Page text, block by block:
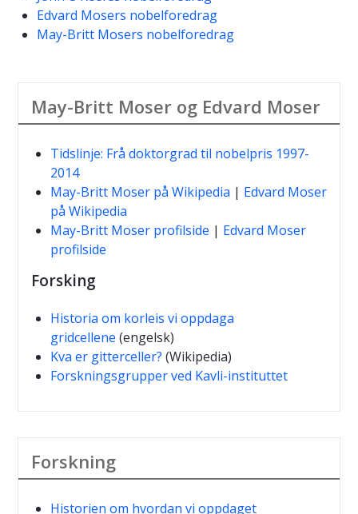
Edvard Mosers nobelforedrag
May-Britt Mosers nobelforedrag
May-Britt Moser og Edvard Moser
Tidslinje: Frå doktorgrad til nobelpris 1997-
2014
May-Britt Moser på Wikipedia | Edvard Moser
på Wikipedia
May-Britt Moser profilside | Edvard Moser
profilside
Forsking
Historia om korleis vi oppdaga
gridcellene (engelsk)
Kva er gitterceller? (Wikipedia)
Forskningsgrupper ved Kavli-instituttet
Forskning
Historien om hvordan vi oppdaget